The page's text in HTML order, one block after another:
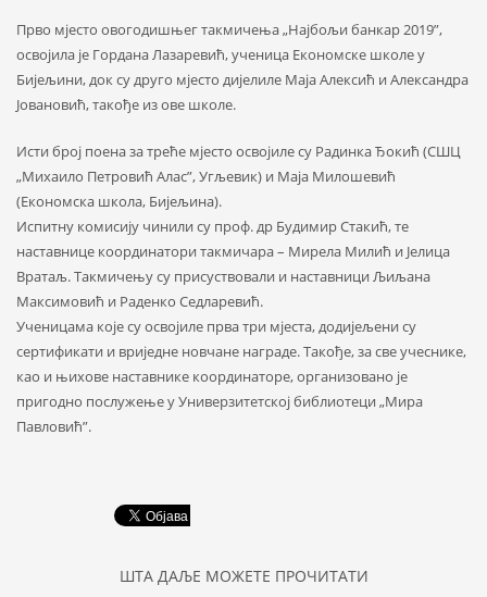
Прво мјесто овогодишњег такмичења „Најбољи банкар 2019”,
освојила је Гордана Лазаревић, ученица Економске школе у
Бијељини, док су друго мјесто дијелиле Маја Алексић и Александра
Јовановић, такође из ове школе.
Исти број поена за треће мјесто освојиле су Радинка Ђокић (СШЦ
„Михаило Петровић Алас”, Угљевик) и Маја Милошевић
(Економска школа, Бијељина).
Испитну комисију чинили су проф. др Будимир Стакић, те
наставнице координатори такмичара – Мирела Милић и Јелица
Вратаљ. Такмичењу су присуствовали и наставници Љиљана
Максимовић и Раденко Седларевић.
Ученицама које су освојиле прва три мјеста, додијељени су
сертификати и вриједне новчане награде. Такође, за све учеснике,
као и њихове наставнике координаторе, организовано је
пригодно послужење у Универзитетској библиотеци „Мира
Павловић”.
ШТА ДАЉЕ МОЖЕТЕ ПРОЧИТАТИ